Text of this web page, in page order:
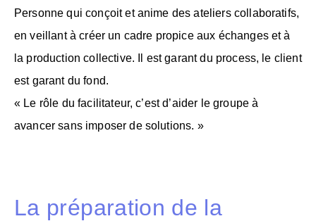
Personne qui conçoit et anime des ateliers collaboratifs,
en veillant à créer un cadre propice aux échanges et à
la production collective. Il est garant du process, le client
est garant du fond.
« Le rôle du facilitateur, c’est d’aider le groupe à
avancer sans imposer de solutions. »
La préparation de la